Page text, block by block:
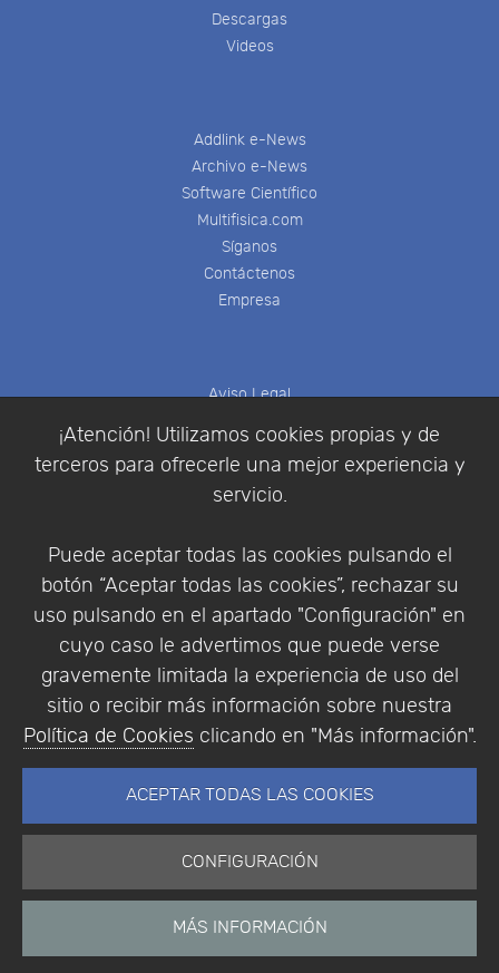
¡Atención! Utilizamos cookies propias y de
terceros para ofrecerle una mejor experiencia y
servicio.
Puede aceptar todas las cookies pulsando el
botón “Aceptar todas las cookies”, rechazar su
uso pulsando en el apartado "Configuración" en
cuyo caso le advertimos que puede verse
gravemente limitada la experiencia de uso del
sitio o recibir más información sobre nuestra
Política de Cookies clicando en "Más información".
ACEPTAR TODAS LAS COOKIES
CONFIGURACIÓN
MÁS INFORMACIÓN
Descargas
Videos
Addlink e-News
Archivo e-News
Software Científico
Multifisica.com
Síganos
Contáctenos
Empresa
Aviso Legal
Política de Privacidad
Condiciones de compra
Identificarse
Empresa|Aviso Legal| Política de Privacidad |
Política de Cookies
© Copyright 1994 - 2026. Addlink Software
Científico, S.L.
Portugal.